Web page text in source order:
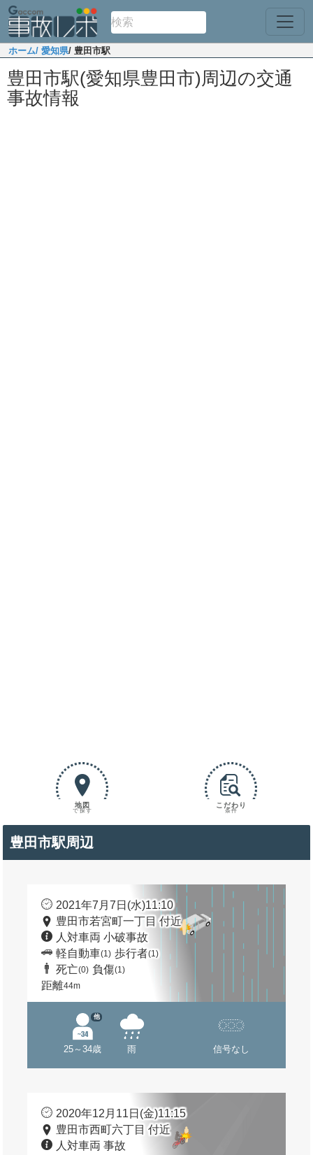
ホーム/ 愛知県/ 豊田市駅
豊田市駅(愛知県豊田市)周辺の交通
事故情報
地図
で探す
こだわり
条件
豊田市駅周辺
2021年7月7日(水)11:10
豊田市若宮町一丁目 付近
人対車両 小破事故
軽自動車(1) 歩行者(1)
死亡(0) 負傷(1)
距離44m
25～34歳
他
雨 信号なし
2020年12月11日(金)11:15
豊田市西町六丁目 付近
人対車両 事故